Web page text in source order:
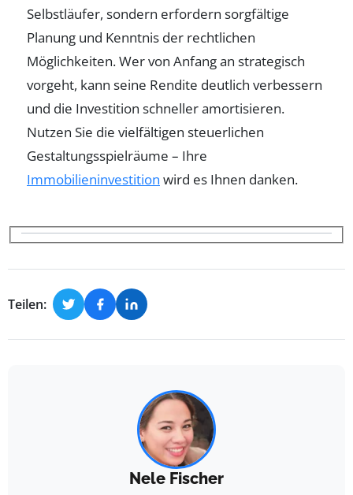
Selbstläufer, sondern erfordern sorgfältige
Planung und Kenntnis der rechtlichen
Möglichkeiten. Wer von Anfang an strategisch
vorgeht, kann seine Rendite deutlich verbessern
und die Investition schneller amortisieren.
Nutzen Sie die vielfältigen steuerlichen
Gestaltungsspielräume – Ihre
Immobilieninvestition wird es Ihnen danken.
Teilen:
Nele Fischer